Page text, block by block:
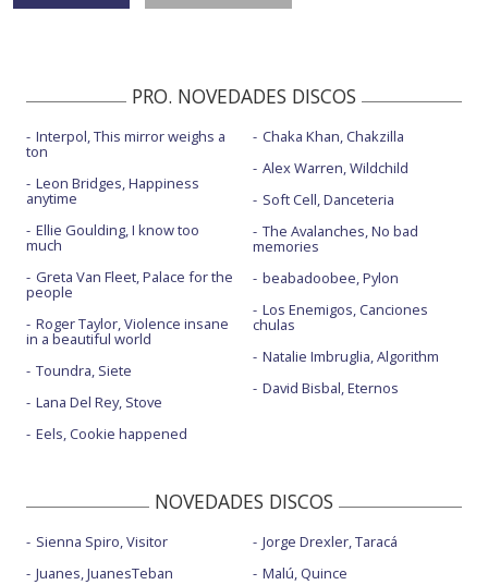
PRO. NOVEDADES DISCOS
Interpol, This mirror weighs a
ton
Leon Bridges, Happiness
anytime
Ellie Goulding, I know too
much
Greta Van Fleet, Palace for the
people
Roger Taylor, Violence insane
in a beautiful world
Toundra, Siete
Lana Del Rey, Stove
Eels, Cookie happened
Chaka Khan, Chakzilla
Alex Warren, Wildchild
Soft Cell, Danceteria
The Avalanches, No bad
memories
beabadoobee, Pylon
Los Enemigos, Canciones
chulas
Natalie Imbruglia, Algorithm
David Bisbal, Eternos
NOVEDADES DISCOS
Sienna Spiro, Visitor
Juanes, JuanesTeban
Jorge Drexler, Taracá
Malú, Quince